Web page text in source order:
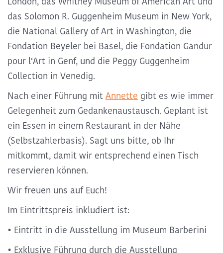
das Solomon R. Guggenheim Museum in New York,
die National Gallery of Art in Washington, die
Fondation Beyeler bei Basel, die Fondation Gandur
pour l‘Art in Genf, und die Peggy Guggenheim
Collection in Venedig.
Nach einer Führung mit Annette gibt es wie immer
Gelegenheit zum Gedankenaustausch. Geplant ist
ein Essen in einem Restaurant in der Nähe
(Selbstzahlerbasis). Sagt uns bitte, ob Ihr
mitkommt, damit wir entsprechend einen Tisch
reservieren können.
Wir freuen uns auf Euch!
Im Eintrittspreis inkludiert ist:
• Eintritt in die Ausstellung im Museum Barberini
• Exklusive Führung durch die Ausstellung